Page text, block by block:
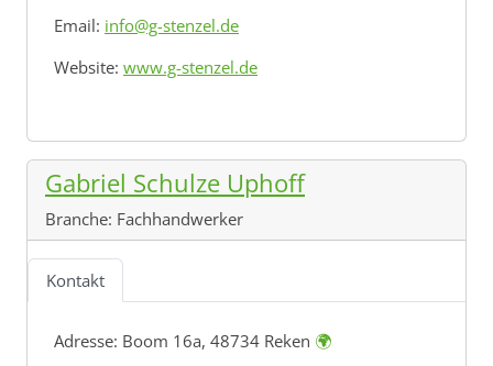
Email: info@g-stenzel.de
Website: www.g-stenzel.de
Gabriel Schulze Uphoff
Branche: Fachhandwerker
Kontakt
Adresse: Boom 16a, 48734 Reken 🌍